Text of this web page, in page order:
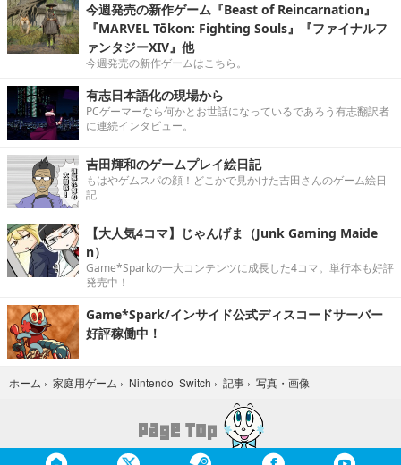
今週発売の新作ゲーム『Beast of Reincarnation』
『MARVEL Tōkon: Fighting Souls』『ファイナルフ
ァンタジーXIV』他
今週発売の新作ゲームはこちら。
有志日本語化の現場から
PCゲーマーなら何かとお世話になっているであろう有志翻訳者
に連続インタビュー。
吉田輝和のゲームプレイ絵日記
もはやゲムスパの顔！どこかで見かけた吉田さんのゲーム絵日
記
【大人気4コマ】じゃんげま（Junk Gaming Maide
n）
Game*Sparkの一大コンテンツに成長した4コマ。単行本も好評
発売中！
Game*Spark/インサイド公式ディスコードサーバー
好評稼働中！
ホーム › 家庭用ゲーム › Nintendo Switch › 記事 › 写真・画像